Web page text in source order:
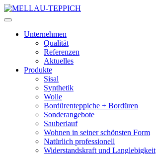
Unternehmen
Qualität
Referenzen
Aktuelles
Produkte
Sisal
Synthetik
Wolle
Bordürenteppiche + Bordüren
Sonderangebote
Sauberlauf
Wohnen in seiner schönsten Form
Natürlich professionell
Widerstandskraft und Langlebigkeit